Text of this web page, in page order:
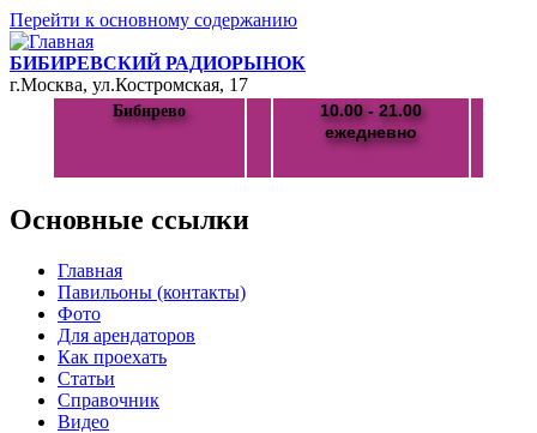
Перейти к основному содержанию
БИБИРЕВСКИЙ РАДИОРЫНОК
г.Москва, ул.Костромская, 17
Бибирево
10.00 - 21.00
ежедневно
Основные ссылки
Главная
Павильоны (контакты)
Фото
Для арендаторов
Как проехать
Статьи
Справочник
Видео